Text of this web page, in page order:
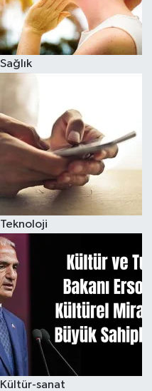
Sağlık
Teknoloji
Kültür-sanat